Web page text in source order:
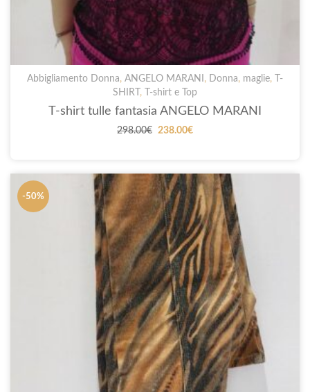
Abbigliamento Donna, ANGELO MARANI , Donna, maglie,
T-
SHIRT , T-shirt e Top
T-shirt tulle fantasia ANGELO MARANI
298.00€
Il
era:
298.00€.
238.00€
è:
238.00€.
-50%